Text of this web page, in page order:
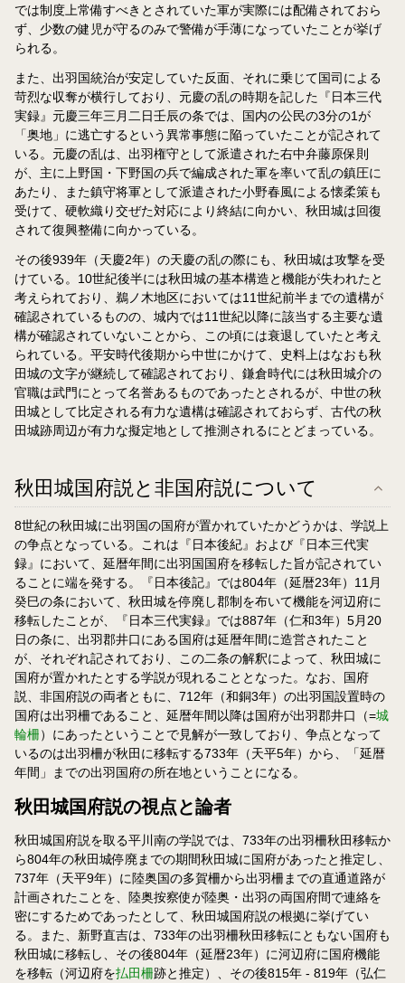
では制度上常備すべきとされていた軍が実際には配備されておら
ず、少数の健児が守るのみで警備が手薄になっていたことが挙げ
られる。
また、出羽国統治が安定していた反面、それに乗じて国司による
苛烈な収奪が横行しており、元慶の乱の時期を記した『日本三代
実録』元慶三年三月二日壬辰の条では、国内の公民の3分の1が
「奥地」に逃亡するという異常事態に陥っていたことが記されて
いる。元慶の乱は、出羽権守として派遣された右中弁藤原保則
が、主に上野国・下野国の兵で編成された軍を率いて乱の鎮圧に
あたり、また鎮守将軍として派遣された小野春風による懐柔策も
受けて、硬軟織り交ぜた対応により終結に向かい、秋田城は回復
されて復興整備に向かっている。
その後939年（天慶2年）の天慶の乱の際にも、秋田城は攻撃を受
けている。10世紀後半には秋田城の基本構造と機能が失われたと
考えられており、鵜ノ木地区においては11世紀前半までの遺構が
確認されているものの、城内では11世紀以降に該当する主要な遺
構が確認されていないことから、この頃には衰退していたと考え
られている。平安時代後期から中世にかけて、史料上はなおも秋
田城の文字が継続して確認されており、鎌倉時代には秋田城介の
官職は武門にとって名誉あるものであったとされるが、中世の秋
田城として比定される有力な遺構は確認されておらず、古代の秋
田城跡周辺が有力な擬定地として推測されるにとどまっている。
秋田城国府説と非国府説について
8世紀の秋田城に出羽国の国府が置かれていたかどうかは、学説上
の争点となっている。これは『日本後紀』および『日本三代実
録』において、延暦年間に出羽国国府を移転した旨が記されてい
ることに端を発する。『日本後記』では804年（延暦23年）11月
癸巳の条において、秋田城を停廃し郡制を布いて機能を河辺府に
移転したことが、『日本三代実録』では887年（仁和3年）5月20
日の条に、出羽郡井口にある国府は延暦年間に造営されたこと
が、それぞれ記されており、この二条の解釈によって、秋田城に
国府が置かれたとする学説が現れることとなった。なお、国府
説、非国府説の両者ともに、712年（和銅3年）の出羽国設置時の
国府は出羽柵であること、延暦年間以降は国府が出羽郡井口（=城
輪柵）にあったということで見解が一致しており、争点となって
いるのは出羽柵が秋田に移転する733年（天平5年）から、「延暦
年間」までの出羽国府の所在地ということになる。
秋田城国府説の視点と論者
秋田城国府説を取る平川南の学説では、733年の出羽柵秋田移転か
ら804年の秋田城停廃までの期間秋田城に国府があったと推定し、
737年（天平9年）に陸奥国の多賀柵から出羽柵までの直通道路が
計画されたことを、陸奥按察使が陸奥・出羽の両国府間で連絡を
密にするためであったとして、秋田城国府説の根拠に挙げてい
る。また、新野直吉は、733年の出羽柵秋田移転にともない国府も
秋田城に移転し、その後804年（延暦23年）に河辺府に国府機能
を移転（河辺府を払田柵跡と推定）、その後815年 - 819年（弘仁